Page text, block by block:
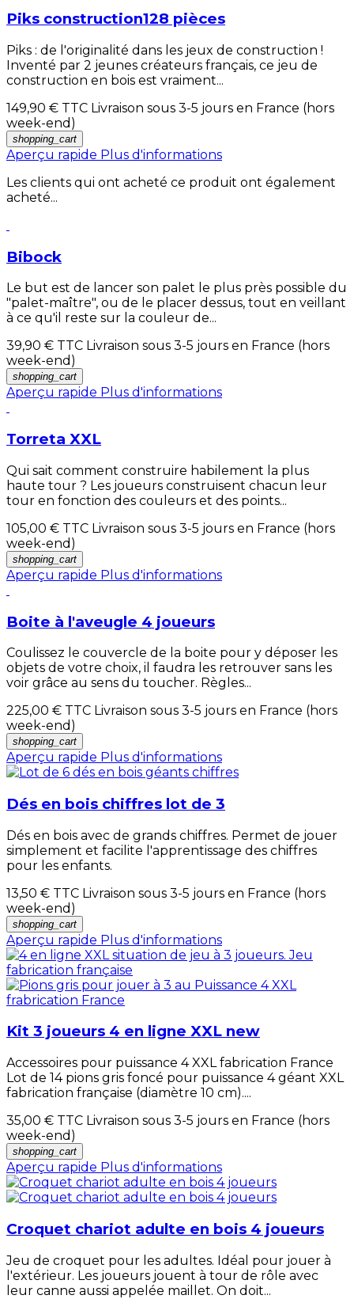
Piks construction128 pièces
Piks : de l'originalité dans les jeux de construction !
Inventé par 2 jeunes créateurs français, ce jeu de
construction en bois est vraiment...
149,90 € TTC Livraison sous 3-5 jours en France (hors
week-end)
shopping_cart
Aperçu rapide Plus d'informations
Les clients qui ont acheté ce produit ont également
acheté...
Bibock
Le but est de lancer son palet le plus près possible du
"palet-maître", ou de le placer dessus, tout en veillant
à ce qu'il reste sur la couleur de...
39,90 € TTC Livraison sous 3-5 jours en France (hors
week-end)
shopping_cart
Aperçu rapide Plus d'informations
Torreta XXL
Qui sait comment construire habilement la plus
haute tour ? Les joueurs construisent chacun leur
tour en fonction des couleurs et des points...
105,00 € TTC Livraison sous 3-5 jours en France (hors
week-end)
shopping_cart
Aperçu rapide Plus d'informations
Boite à l'aveugle 4 joueurs
Coulissez le couvercle de la boite pour y déposer les
objets de votre choix, il faudra les retrouver sans les
voir grâce au sens du toucher. Règles...
225,00 € TTC Livraison sous 3-5 jours en France (hors
week-end)
shopping_cart
Aperçu rapide Plus d'informations
Dés en bois chiffres lot de 3
Dés en bois avec de grands chiffres. Permet de jouer
simplement et facilite l'apprentissage des chiffres
pour les enfants.
13,50 € TTC Livraison sous 3-5 jours en France (hors
week-end)
shopping_cart
Aperçu rapide Plus d'informations
Kit 3 joueurs 4 en ligne XXL new
Accessoires pour puissance 4 XXL fabrication France
Lot de 14 pions gris foncé pour puissance 4 géant XXL
fabrication française (diamètre 10 cm)....
35,00 € TTC Livraison sous 3-5 jours en France (hors
week-end)
shopping_cart
Aperçu rapide Plus d'informations
Croquet chariot adulte en bois 4 joueurs
Jeu de croquet pour les adultes. Idéal pour jouer à
l'extérieur. Les joueurs jouent à tour de rôle avec
leur canne aussi appelée maillet. On doit...